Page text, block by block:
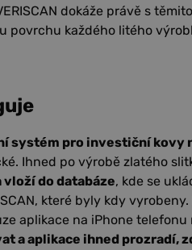
dokáže právě s
povrchu každého litého
systém pro investiční kovy
Ihned po výrobě zlatého
vloží do databáze, kde se
které byly kdy vyrobeny.
aplikace na iPhone telefonu
a aplikace ihned prozradí,